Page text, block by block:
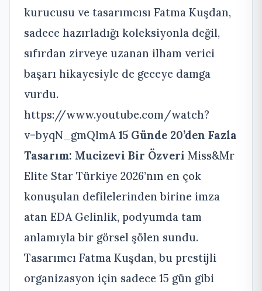
kurucusu ve tasarımcısı Fatma Kuşdan,
sadece hazırladığı koleksiyonla değil,
sıfırdan zirveye uzanan ilham verici
başarı hikayesiyle de geceye damga
vurdu.
https://www.youtube.com/watch?
v=byqN_gmQlmA15 Günde 20’den Fazla
Tasarım: Mucizevi Bir Özveri Miss&Mr
Elite Star Türkiye 2026’nın en çok
konuşulan defilelerinden birine imza
atan EDA Gelinlik, podyumda tam
anlamıyla bir görsel şölen sundu.
Tasarımcı Fatma Kuşdan, bu prestijli
organizasyon için sadece 15 gün gibi